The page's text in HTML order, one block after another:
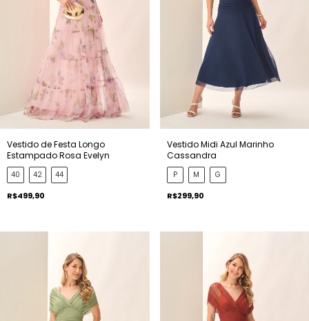
Vestido de Festa Longo
Estampado Rosa Evelyn
40 42 44
R$499,90
Vestido Midi Azul Marinho
Cassandra
P M G
R$299,90